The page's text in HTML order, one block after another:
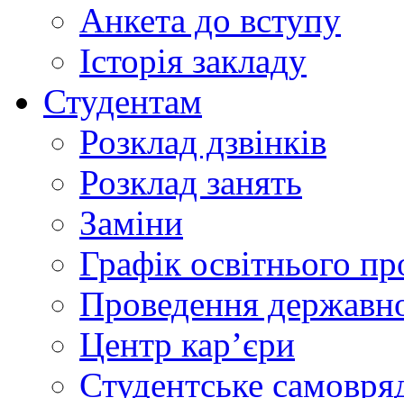
Анкета до вступу
Історія закладу
Студентам
Розклад дзвінків
Розклад занять
Заміни
Графік освітнього
Проведення
Центр кар’єри
Студентське